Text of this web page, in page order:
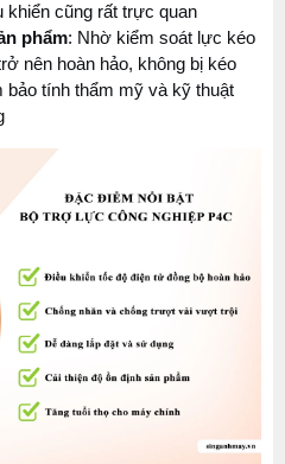
khiển cũng rất trực quan
phẩm: Nhờ kiểm soát lực kéo
nên hoàn hảo, không bị kéo
bảo tính thẩm mỹ và kỹ thuật